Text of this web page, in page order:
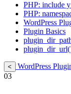
PHP: include
PHP:
WordPress
Plugin Basics
<
WordPress
03